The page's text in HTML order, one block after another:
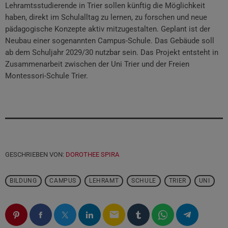
Lehramtsstudierende in Trier sollen künftig die Möglichkeit
haben, direkt im Schulalltag zu lernen, zu forschen und neue
pädagogische Konzepte aktiv mitzugestalten. Geplant ist der
Neubau einer sogenannten Campus-Schule. Das Gebäude soll
ab dem Schuljahr 2029/30 nutzbar sein. Das Projekt entsteht in
Zusammenarbeit zwischen der Uni Trier und der Freien
Montessori-Schule Trier.
GESCHRIEBEN VON: DOROTHEE SPIRA
BILDUNG CAMPUS LEHRAMT SCHULE TRIER UNI
email